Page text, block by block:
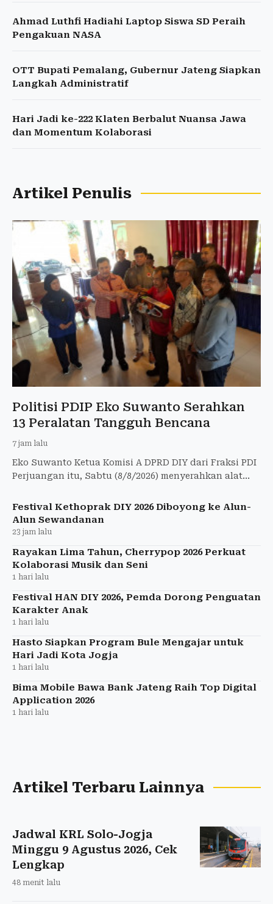
Ahmad Luthfi Hadiahi Laptop Siswa SD Peraih
Pengakuan NASA
OTT Bupati Pemalang, Gubernur Jateng Siapkan
Langkah Administratif
Hari Jadi ke-222 Klaten Berbalut Nuansa Jawa
dan Momentum Kolaborasi
Artikel Penulis
Politisi PDIP Eko Suwanto Serahkan
13 Peralatan Tangguh Bencana
7 jam lalu
Eko Suwanto Ketua Komisi A DPRD DIY dari Fraksi PDI
Perjuangan itu, Sabtu (8/8/2026) menyerahkan alat
Jogja.
Festival Kethoprak DIY 2026 Diboyong ke Alun-
Alun Sewandanan
23 jam lalu
Rayakan Lima Tahun, Cherrypop 2026 Perkuat
Kolaborasi Musik dan Seni
1 hari lalu
Festival HAN DIY 2026, Pemda Dorong Penguatan
Karakter Anak
1 hari lalu
Hasto Siapkan Program Bule Mengajar untuk
Hari Jadi Kota Jogja
1 hari lalu
Bima Mobile Bawa Bank Jateng Raih Top Digital
Application 2026
1 hari lalu
Artikel Terbaru Lainnya
Jadwal KRL Solo-Jogja
Minggu 9 Agustus 2026, Cek
Lengkap
48 menit lalu